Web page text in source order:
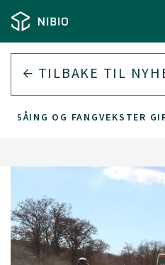
TILBAKE TIL
OG FANGVEKSTER